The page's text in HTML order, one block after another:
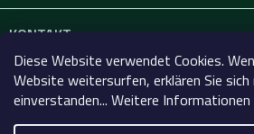
Diese Website verwendet Cookies.
Website weitersurfen, erklären Sie
einverstanden... Weitere Informationen
KONTAKT